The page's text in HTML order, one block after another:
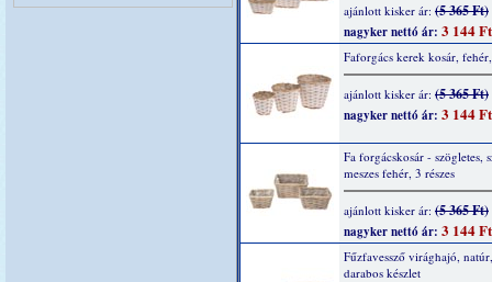
ajánlott kisker ár: (5 365 Ft)
nagyker nettó ár: 3 144 Ft
Faforgács kerek kosár,
ajánlott kisker ár: (5 365 Ft)
nagyker nettó ár: 3 144 Ft
Fa forgácskosár - szögletes,
meszes fehér, 3 részes
ajánlott kisker ár: (5 365 Ft)
nagyker nettó ár: 3 144 Ft
Fűzfavessző virághajó,
darabos készlet